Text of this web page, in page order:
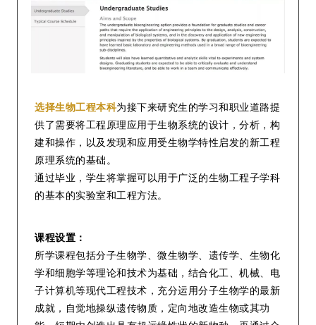
选择生物工程本科为接下来研究生的学习和职业道路提
供了需要将工程原理应用于生物系统的设计，分析，构
建和操作，以及发现和应用受生物学特性启发的新工程
原理系统的基础。
通过毕业，学生将掌握可以用于广泛的生物工程子学科
的基本的实验室和工程方法。
课程设置：
所学课程包括分子生物学、微生物学、遗传学、生物化
学和细胞学等理论和技术为基础，结合化工、机械、电
子计算机等现代工程技术，充分运用分子生物学的最新
成就，自觉地操纵遗传物质，定向地改造生物或其功